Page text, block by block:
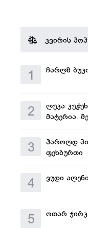
კვირის
1
2
ლუკა კუჭუხიძე -
მატერია.
3
ჰაროლდ პინტერი
ფეხბურთი
4
5